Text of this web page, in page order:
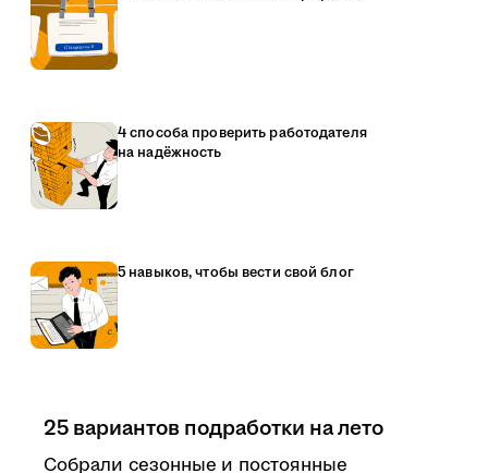
4 способа проверить работодателя
на надёжность
5 навыков, чтобы вести свой блог
25 вариантов подработки на лето
Собрали сезонные и постоянные